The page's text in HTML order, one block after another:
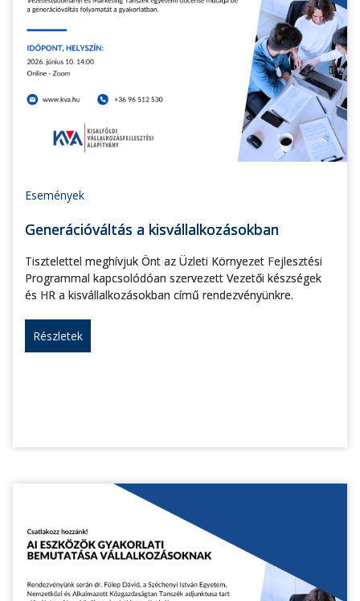
Események
Generációváltás a kisvállalkozásokban
Tisztelettel meghívjuk Önt az Üzleti Környezet Fejlesztési
Programmal kapcsolódóan szervezett Vezetői készségek
és HR a kisvállalkozásokban című rendezvényünkre.
Részletek